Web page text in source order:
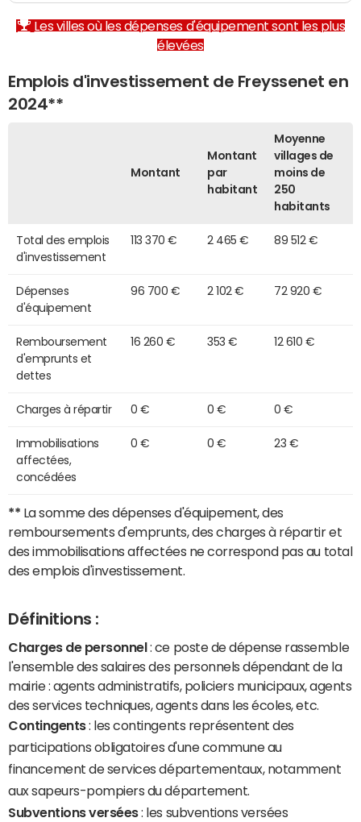
Les villes où les dépenses d'équipement sont les plus
élevées
Emplois d'investissement de Freyssenet en
2024**
Montant
Montant
par
habitant
Moyenne
villages de
moins de
250
habitants
Total des emplois
d'investissement
113 370 € 2 465 € 89 512 €
Dépenses
d'équipement
96 700 € 2 102 € 72 920 €
Remboursement
d'emprunts et
dettes
16 260 € 353 € 12 610 €
Charges à répartir 0 € 0 € 0 €
Immobilisations
affectées,
concédées
0 € 0 € 23 €
** La somme des dépenses d'équipement, des
remboursements d'emprunts, des charges à répartir et
des immobilisations affectées ne correspond pas au total
des emplois d'investissement.
Définitions :
Charges de personnel : ce poste de dépense rassemble
l'ensemble des salaires des personnels dépendant de la
mairie : agents administratifs, policiers municipaux, agents
des services techniques, agents dans les écoles, etc.
Contingents: les contingents représentent des
participations obligatoires d'une commune au
financement de services départementaux, notamment
aux sapeurs-pompiers du département.
Subventions versées: les subventions versées